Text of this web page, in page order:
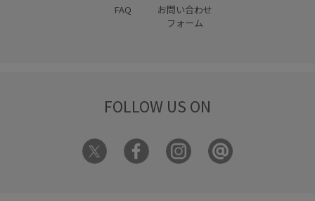
FAQ
お問い合わせ
フォーム
FOLLOW US ON